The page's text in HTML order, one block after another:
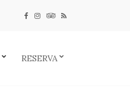
RESERVA